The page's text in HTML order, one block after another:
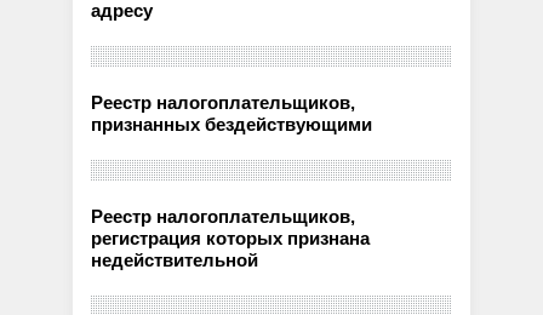
адресу
Реестр налогоплательщиков,
признанных бездействующими
Реестр налогоплательщиков,
регистрация которых признана
недействительной